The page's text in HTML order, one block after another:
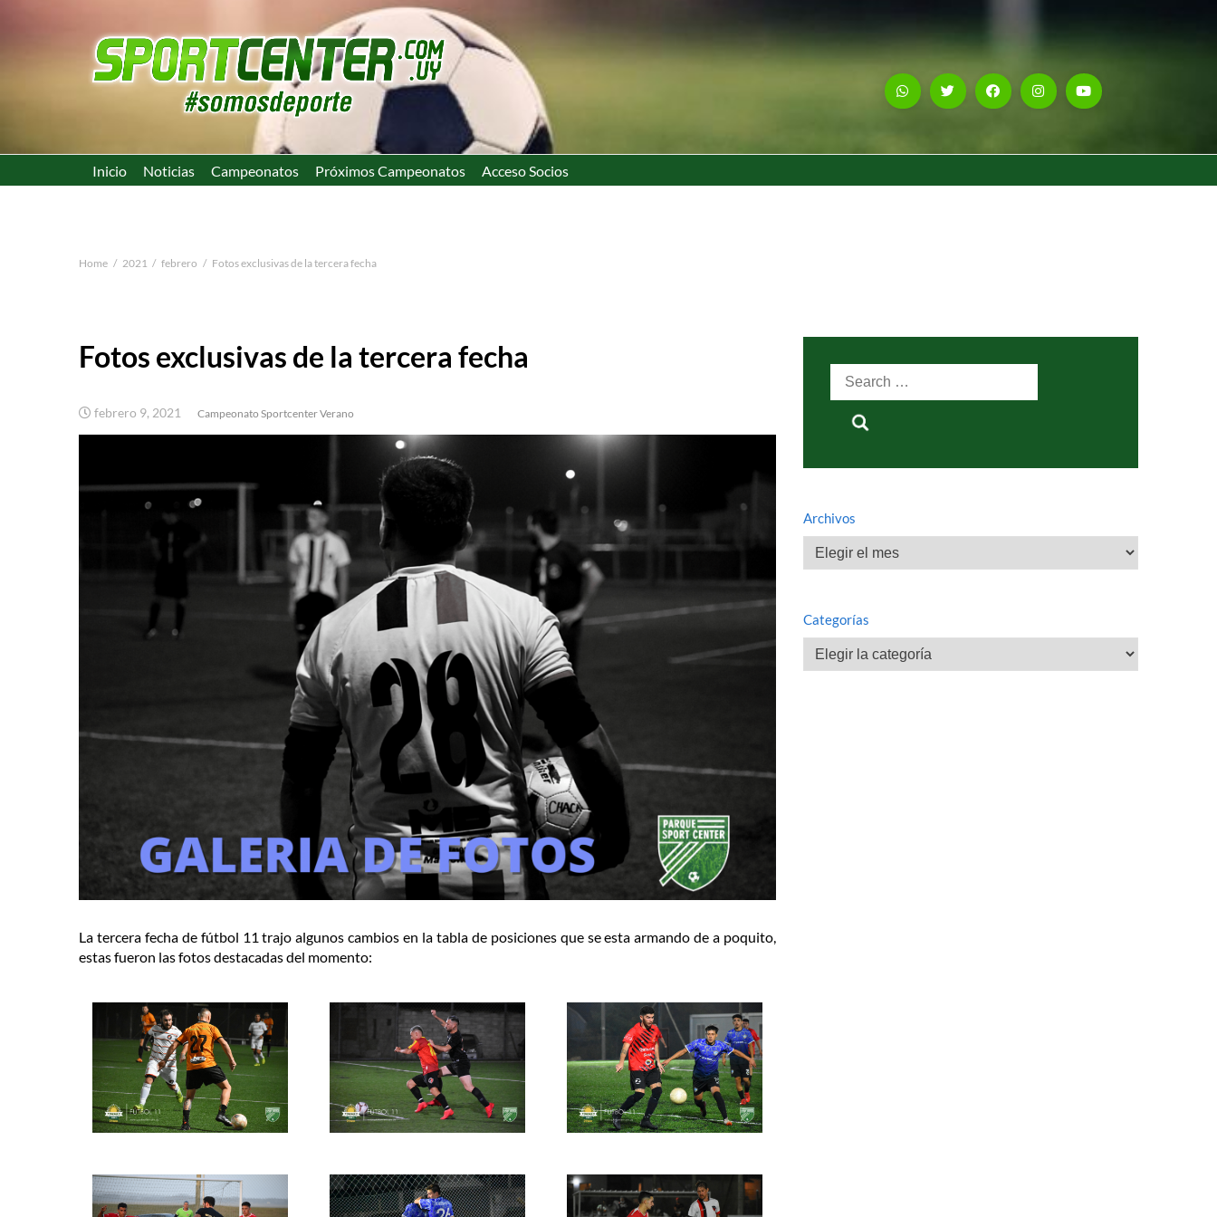
Inicio Noticias Campeonatos Próximos Campeonatos Acceso Socios
Home 2021 febrero Fotos exclusivas de la tercera fecha
Fotos exclusivas de la tercera fecha
febrero 9, 2021 Campeonato Sportcenter Verano
La tercera fecha de fútbol 11 trajo algunos cambios en la tabla de posiciones que se esta armando de a poquito,
estas fueron las fotos destacadas del momento:
Search
for:
Archivos
Archivos
Categorías
Categorías